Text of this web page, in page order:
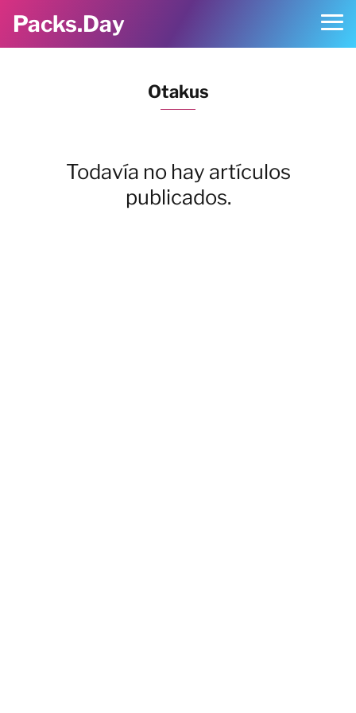
Packs.Day
Otakus
Todavía no hay artículos
publicados.